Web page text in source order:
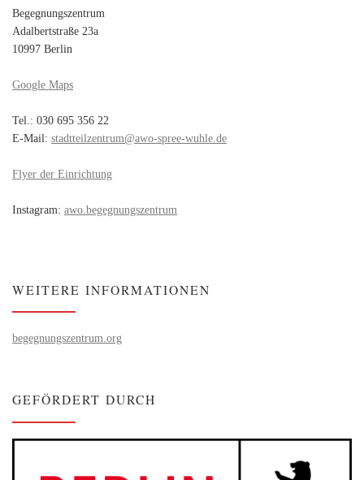
Begegnungszentrum
Adalbertstraße 23a
10997 Berlin
Google Maps
Tel.: 030 695 356 22
E-Mail: stadtteilzentrum@awo-spree-wuhle.de
Flyer der Einrichtung
Instagram: awo.begegnungszentrum
WEITERE INFORMATIONEN
begegnungszentrum.org
GEFÖRDERT DURCH